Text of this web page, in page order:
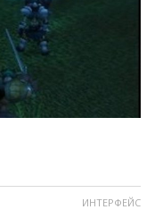
ИНТЕРФЕЙС